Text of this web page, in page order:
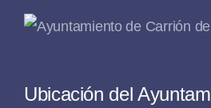
Ubicación del